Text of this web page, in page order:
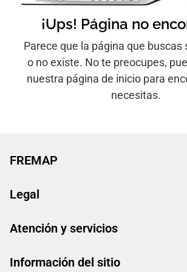
¡Ups! Página no
Parece que la página que buscas
o no existe. No te preocupes,
nuestra página de inicio para
necesitas.
FREMAP
Legal
Atención y servicios
Información del sitio